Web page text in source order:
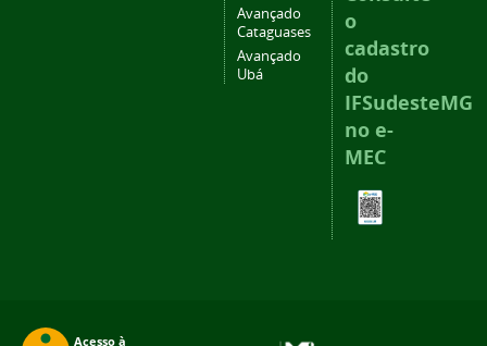
Avançado
Cataguases
Avançado
Ubá
o
cadastro
do
IFSudesteMG
no e-
MEC